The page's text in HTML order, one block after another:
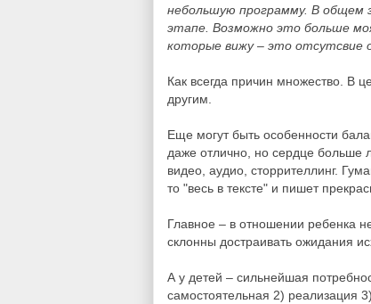
небольшую программу. В общем
этапе. Возможно это больше
которые вижу – это отсутсвие
Как всегда причин множество. В
другим.
Еще могут быть особенности
даже отлично, но сердце больше
видео, аудио, сторрителлинг.
то "весь в тексте" и пишет
Главное – в отношении ребенка
склонны достраивать ожидания
А у детей – сильнейшая
самостоятельная 2) реализация